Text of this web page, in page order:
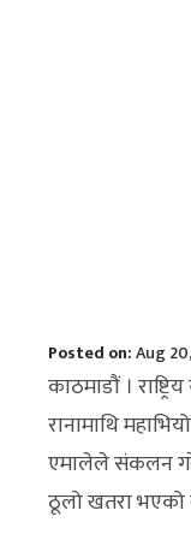
Posted on:Aug
काठमाडौं ।
रानामाथि
एमालेले संकलन
ठूलो खतरा भएको